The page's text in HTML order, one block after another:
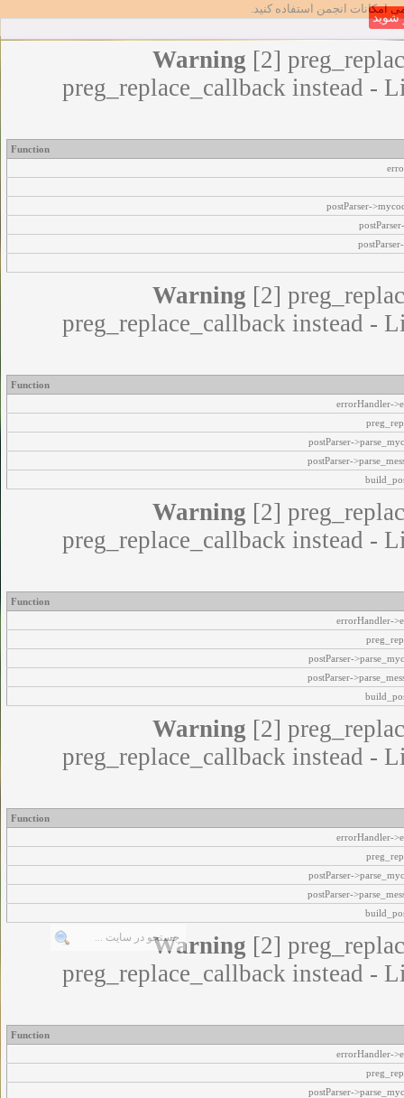
امکانات انجمن استفاده کنید.
Warning [2]
preg_replace_callback instead -
Function
postParser-
Warning [2]
preg_replace_callback instead -
Function
errorHandler-
postParser-
postParser-
Warning [2]
preg_replace_callback instead -
Function
errorHandler-
postParser-
postParser-
Warning [2]
preg_replace_callback instead -
Function
errorHandler-
postParser-
postParser-
Warning [2]
preg_replace_callback instead -
Function
errorHandler-
postParser-